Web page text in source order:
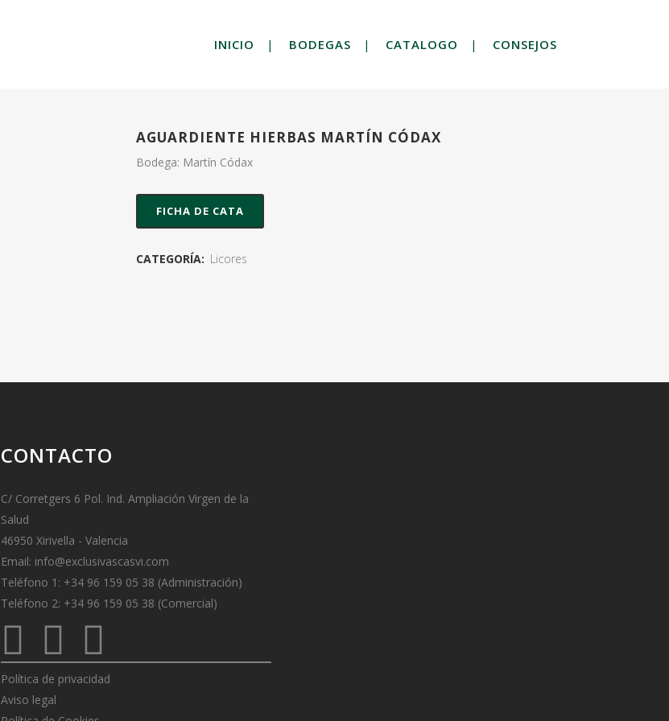
INICIO BODEGAS CATALOGO CONSEJOS
AGUARDIENTE HIERBAS MARTÍN CÓDAX
Bodega: Martín Códax
FICHA DE CATA
CATEGORÍA: Licores
CONTACTO
C/ Corretgers 6 Pol. Ind. Ampliación Virgen de la
Salud
46950 Xirivella - Valencia
Email: info@exclusivascasvi.com
Teléfono 1: +34 96 159 05 38 (Administración)
Teléfono 2: +34 96 159 05 38 (Comercial)
Política de privacidad
Aviso legal